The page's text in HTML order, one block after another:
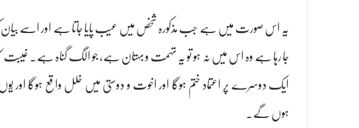
یہ اس صورت میں ہے جب مذکورہ شخص میں عیب پایا جاتا ہے اور اسے بیان
جا رہا ہے وہ اس میں نہ ہو تو یہ تہمت و بہتان ہے، جو الگ گناہ ہے۔ غیبت
ایک دوسرے پر اعتماد ختم ہوگا اور اخوت و دوستی میں خلل واقع ہوگا اور
ہوں گے۔